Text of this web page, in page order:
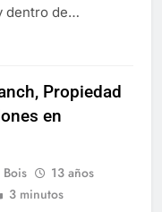
dentro de…
Propiedad
en
13 años
3 minutos